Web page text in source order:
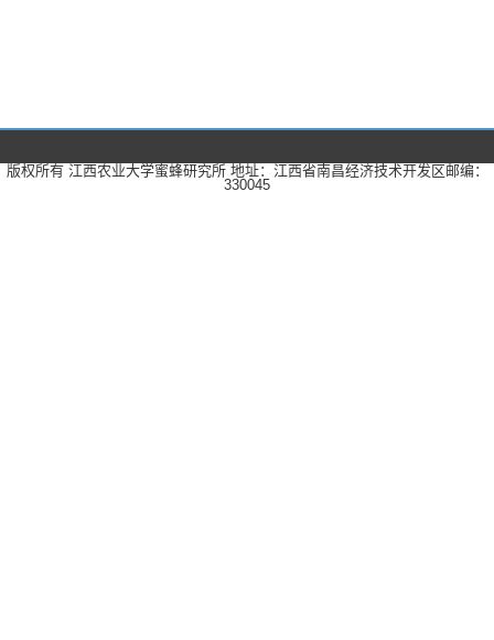
版权所有 江西农业大学蜜蜂研究所 地址：江西省南昌经济技术开发区邮编：
330045